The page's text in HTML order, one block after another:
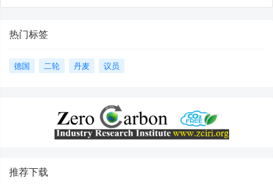
热门标签
德国 二轮 丹麦 议员
推荐下载